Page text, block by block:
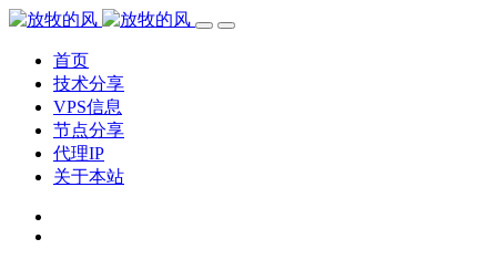
首页
技术分享
VPS信息
节点分享
代理IP
关于本站